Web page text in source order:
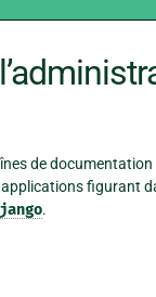
de
applications figurant
.